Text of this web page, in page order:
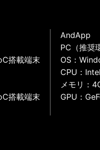
搭載端末
搭載端末
AndApp
PC（推奨
OS：
CPU：
メモリ：
GPU：